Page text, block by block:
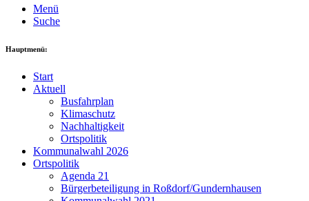
Menü
Suche
Hauptmenü:
Start
Aktuell
Busfahrplan
Klimaschutz
Nachhaltigkeit
Ortspolitik
Kommunalwahl 2026
Ortspolitik
Agenda 21
Bürgerbeteiligung in Roßdorf/Gundernhausen